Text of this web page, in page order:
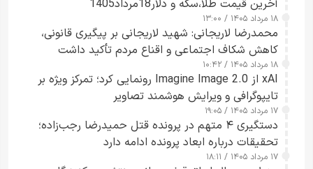
آخرین قیمت طلا،سکه و دلار18مرداد1405
۱۸ مرداد ۱۴۰۵ / ۱۳:۰۰
محمدرضا لاریجانی: شهید لاریجانی بر پیگیری قانونی،
کاهش شکاف اجتماعی و اقناع مردم تأکید داشت
۱۸ مرداد ۱۴۰۵ / ۱۰:۴۲
xAI از Imagine Image 2.0 رونمایی کرد؛ تمرکز ویژه بر
تایپوگرافی و ویرایش هوشمند تصاویر
۱۷ مرداد ۱۴۰۵ / ۱۹:۰۵
دستگیری ۴ متهم در پرونده قتل حمیدرضا رجب‌زاده؛
تحقیقات درباره ابعاد پرونده ادامه دارد
۱۷ مرداد ۱۴۰۵ / ۱۸:۱۱